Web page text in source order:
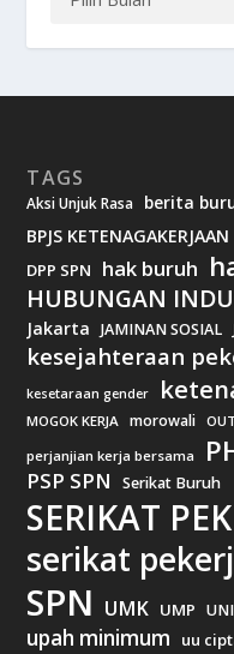
TAGS
Aksi Unjuk Rasa berita
BPJS KETENAGAKERJAAN
DPP SPN hak buruh
HUBUNGAN
Jakarta JAMINAN SOSIAL
kesejahteraan
kesetaraan gender
MOGOK KERJA morowali
perjanjian kerja bersama
PSP SPN Serikat Buruh
SERIKAT
serikat
SPN UMK UMP
upah minimum uu